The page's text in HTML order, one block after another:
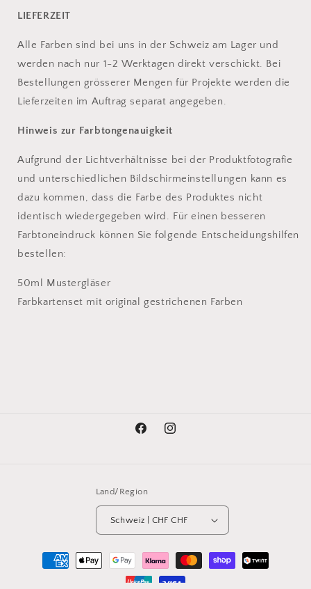
LIEFERZEIT
Alle Farben sind bei uns in der Schweiz am Lager und
werden nach nur 1-2 Werktagen direkt verschickt. Bei
Bestellungen grösserer Mengen für Projekte werden die
Lieferzeiten im Auftrag separat angegeben.
Hinweis zur Farbtongenauigkeit
Aufgrund der Lichtverhältnisse bei der Produktfotografie
und unterschiedlichen Bildschirmeinstellungen kann es
dazu kommen, dass die Farbe des Produktes nicht
identisch wiedergegeben wird. Für einen besseren
Farbtoneindruck können Sie folgende Entscheidungshilfen
bestellen:
50ml Mustergläser
Farbkartenset mit original gestrichenen Farben
FacebookInstagram
Land/Region
Schweiz | CHF CHF
Zahlungsmethoden